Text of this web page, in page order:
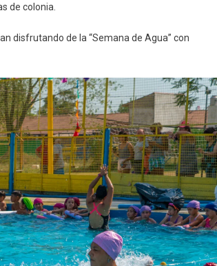
de colonia.
disfrutando de la “Semana de Agua” con